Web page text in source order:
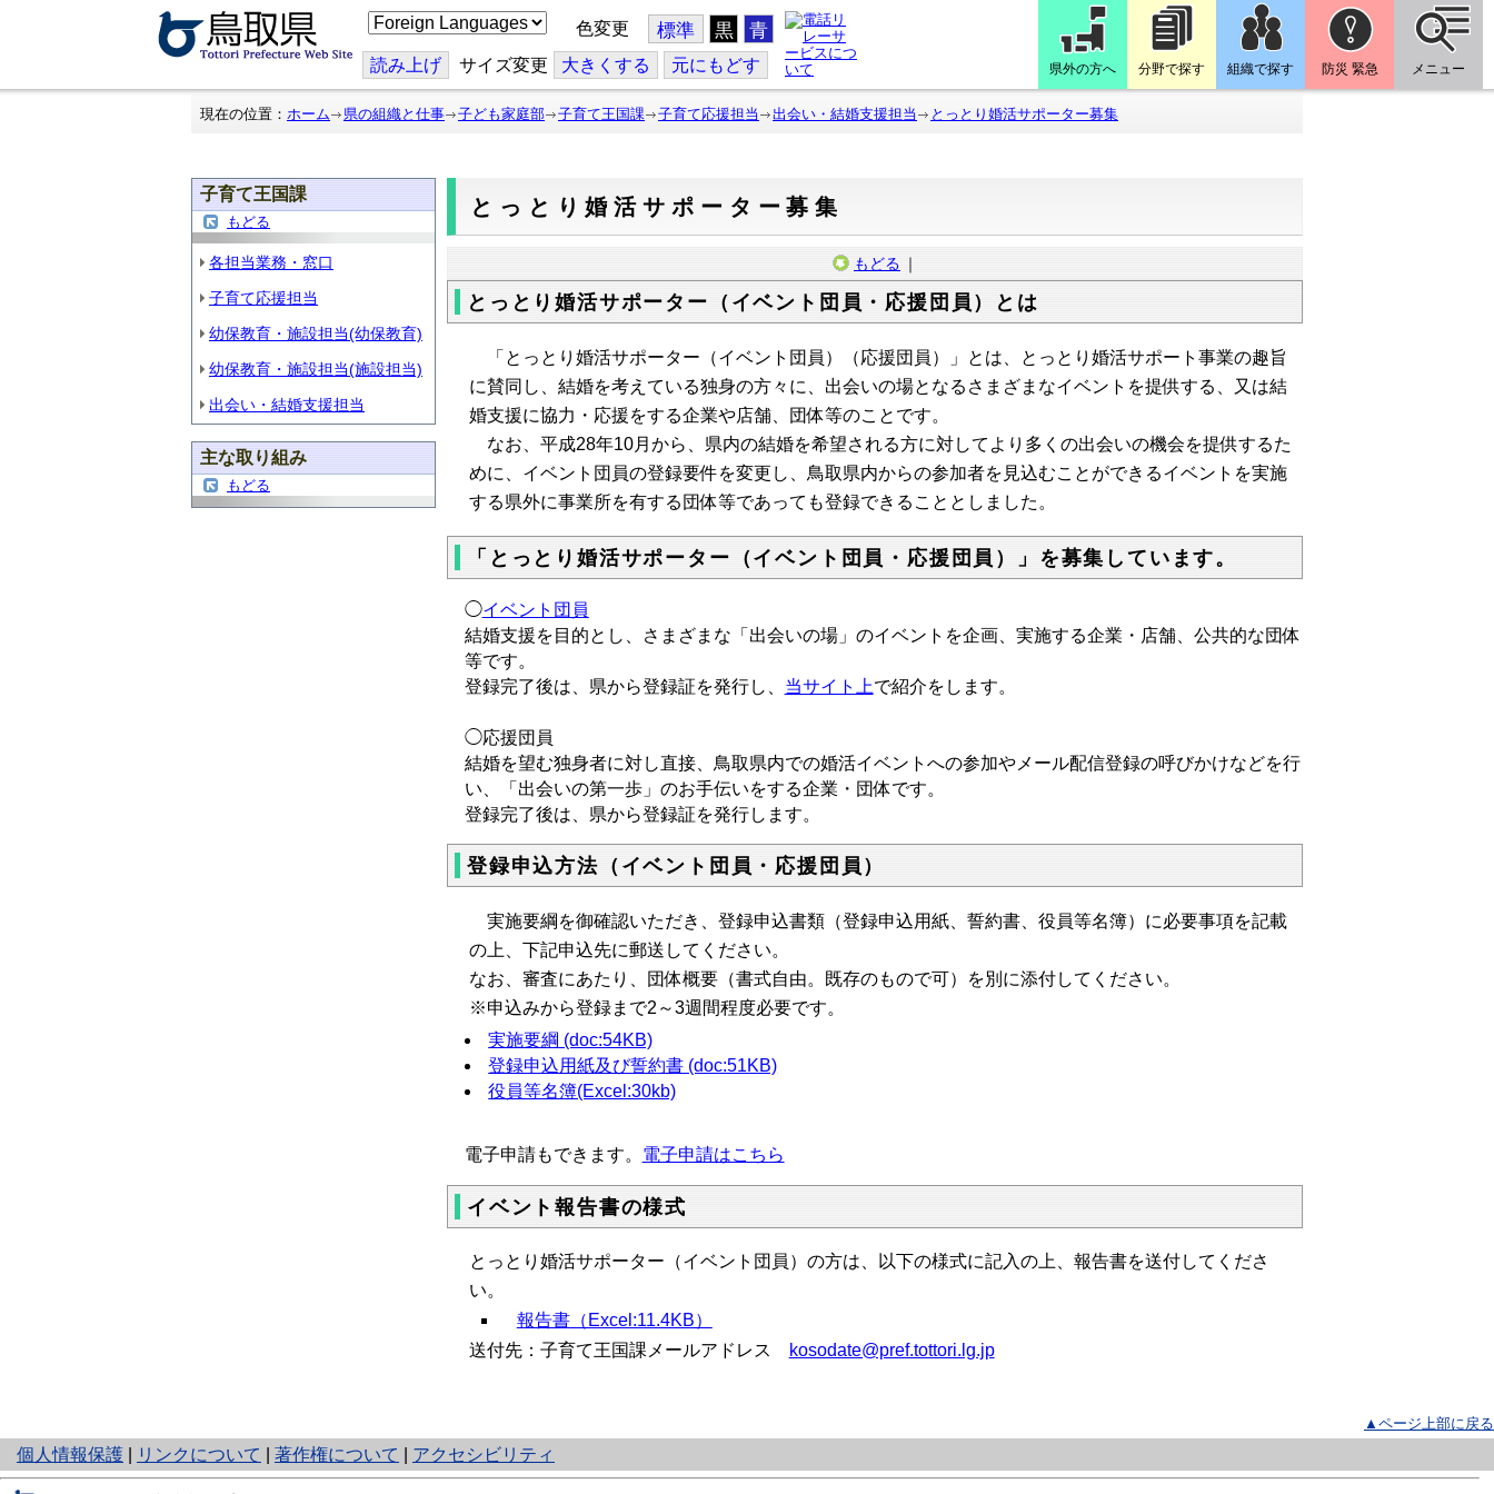
こ
の
ジ
を
翻
色変更 標準 黒 青
読み上げ サイズ変更 大きくする 元にもどす 県外の方へ 分野で探す 組織で探す 防災 緊急 メニュー
現在の位置： ホーム 県の組織と仕事 子ども家庭部 子育て王国課 子育て応援担当 出会い・結婚支援担当 とっとり婚活サポーター募集
子育て王国課
もどる
各担当業務・窓口
子育て応援担当
幼保教育・施設担当(幼保教育)
幼保教育・施設担当(施設担当)
出会い・結婚支援担当
主な取り組み
もどる
とっとり婚活サポーター募集
もどる ｜
とっとり婚活サポーター（イベント団員・応援団員）とは
「とっとり婚活サポーター（イベント団員）（応援団員）」とは、とっとり婚活サポート事業の趣旨
に賛同し、結婚を考えている独身の方々に、出会いの場となるさまざまなイベントを提供する、又は結
婚支援に協力・応援をする企業や店舗、団体等のことです。
なお、平成28年10月から、県内の結婚を希望される方に対してより多くの出会いの機会を提供するた
めに、イベント団員の登録要件を変更し、鳥取県内からの参加者を見込むことができるイベントを実施
する県外に事業所を有する団体等であっても登録できることとしました。
「とっとり婚活サポーター（イベント団員・応援団員）」を募集しています。
◯イベント団員
結婚支援を目的とし、さまざまな「出会いの場」のイベントを企画、実施する企業・店舗、公共的な団体
等です。
登録完了後は、県から登録証を発行し、 当サイト上で紹介をします。
◯応援団員
結婚を望む独身者に対し直接、鳥取県内での婚活イベントへの参加やメール配信登録の呼びかけなどを行
い、「出会いの第一歩」のお手伝いをする企業・団体です。
登録完了後は、県から登録証を発行します。
登録申込方法（イベント団員・応援団員）
実施要綱を御確認いただき、登録申込書類（登録申込用紙、誓約書、役員等名簿）に必要事項を記載
の上、下記申込先に郵送してください。
なお、審査にあたり、団体概要（書式自由。既存のもので可）を別に添付してください。
※申込みから登録まで2～3週間程度必要です。
実施要綱 (doc:54KB)
登録申込用紙及び誓約書 (doc:51KB)
役員等名簿(Excel:30kb)
電子申請もできます。 電子申請はこちら
イベント報告書の様式
とっとり婚活サポーター（イベント団員）の方は、以下の様式に記入の上、報告書を送付してくださ
い。
報告書（Excel:11.4KB）
送付先：子育て王国課メールアドレス
kosodate@pref.tottori.lg.jp
▲ページ上部に戻る
個人情報保護
と
り
リンクについて 著作権について アクセシビリティ